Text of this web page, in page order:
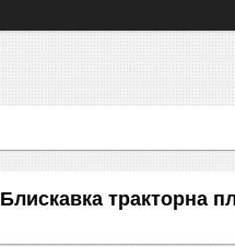
Блискавка тракторна